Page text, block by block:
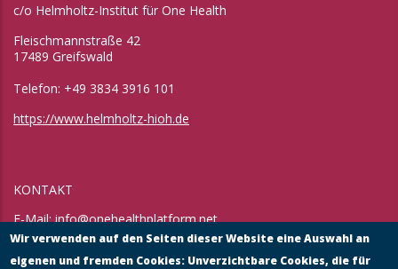
c/o Helmholtz-Institut für One Health
Fleischmannstraße 42
17489 Greifswald
Telefon: +49 3834 3916 101
https://www.helmholtz-hioh.de
KONTAKT
E-Mail:info@onehealthplatform.net
Website: in Kürze
Wir verwenden auf den Seiten dieser Website eine Auswahl an
eigenen und fremden Cookies: Unverzichtbare Cookies, die für